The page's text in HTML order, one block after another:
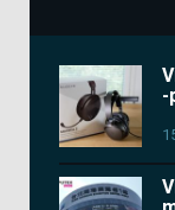
-